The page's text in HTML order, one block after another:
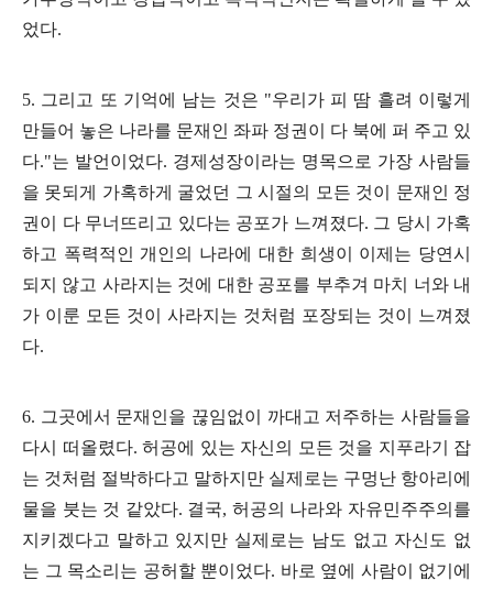
었다.
5. 그리고 또 기억에 남는 것은 "우리가 피 땀 흘려 이렇게
만들어 놓은 나라를 문재인 좌파 정권이 다 북에 퍼 주고 있
다."는 발언이었다. 경제성장이라는 명목으로 가장 사람들
을 못되게 가혹하게 굴었던 그 시절의 모든 것이 문재인 정
권이 다 무너뜨리고 있다는 공포가 느껴졌다. 그 당시 가혹
하고 폭력적인 개인의 나라에 대한 희생이 이제는 당연시
되지 않고 사라지는 것에 대한 공포를 부추겨 마치 너와 내
가 이룬 모든 것이 사라지는 것처럼 포장되는 것이 느껴졌
다.
6. 그곳에서 문재인을 끊임없이 까대고 저주하는 사람들을
다시 떠올렸다. 허공에 있는 자신의 모든 것을 지푸라기 잡
는 것처럼 절박하다고 말하지만 실제로는 구멍난 항아리에
물을 붓는 것 같았다. 결국, 허공의 나라와 자유민주주의를
지키겠다고 말하고 있지만 실제로는 남도 없고 자신도 없
는 그 목소리는 공허할 뿐이었다. 바로 옆에 사람이 없기에